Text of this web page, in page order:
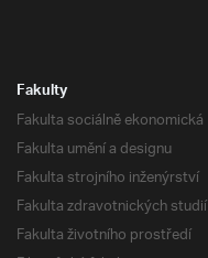
Fakulty
Fakulta sociálně ekonomická
Fakulta umění a designu
Fakulta strojního inženýrství
Fakulta zdravotnických studií
Fakulta životního prostředí